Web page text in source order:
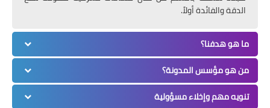
الدقة والفائدة أولاً.
ما هو هدفنا؟
من هو مؤسس المدونة؟
تنويه مهم وإخلاء مسؤولية